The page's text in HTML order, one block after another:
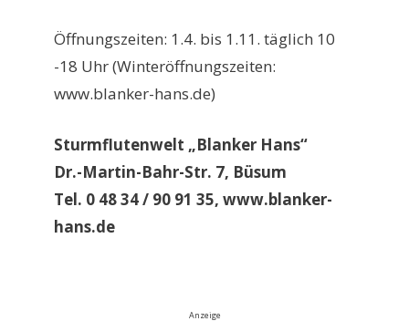
Öffnungszeiten: 1.4. bis 1.11. täglich 10
-18 Uhr (Winteröffnungszeiten:
www.blanker-hans.de)
Sturmflutenwelt „Blanker Hans“
Dr.-Martin-Bahr-Str. 7, Büsum
Tel. 0 48 34 / 90 91 35, www.blanker-
hans.de
Anzeige